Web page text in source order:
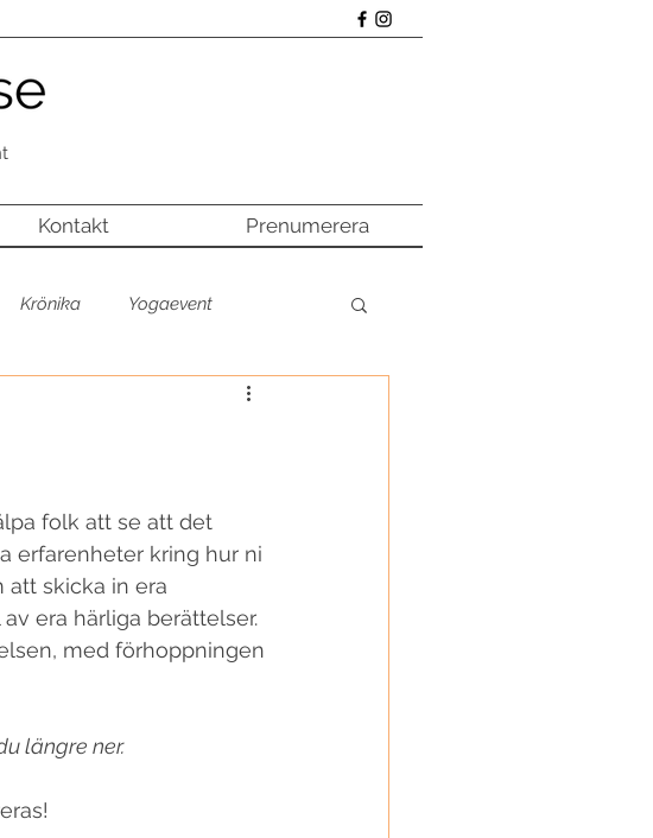
Kontakt Prenumerera
Krönika Yogaevent
folk att se att det
erfarenheter kring hur ni
skicka in era
era härliga berättelser.
med förhoppningen
längre ner.